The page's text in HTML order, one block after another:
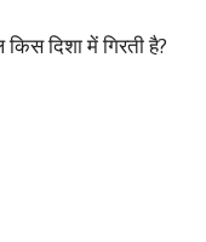
किस दिशा में गिरती है?